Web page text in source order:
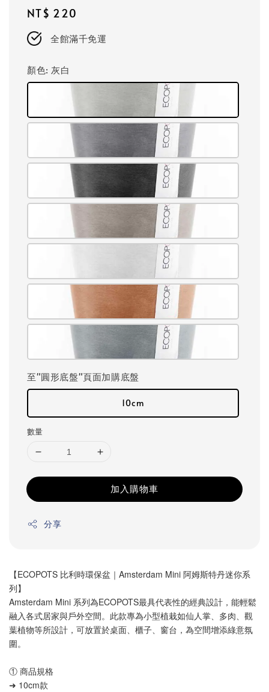
Regular
price
NT$ 220
全館滿千免運
顏色: 灰白
至"圓形底盤"頁面加購底盤
10cm
數量
加入購物車
分享
【ECOPOTS 比利時環保盆｜Amsterdam Mini 阿姆斯特丹迷你系
列】
Amsterdam Mini 系列為ECOPOTS最具代表性的經典設計，能輕鬆
融入各式居家與戶外空間。此款專為小型植栽如仙人掌、多肉、觀
葉植物等所設計，可放置於桌面、櫃子、窗台，為空間增添綠意氛
圍。
① 商品規格
➜ 10cm款